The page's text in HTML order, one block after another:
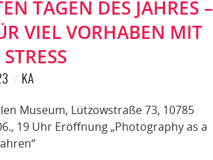
TAGEN DES JAHRES –
VIEL VORHABEN MIT
KA
Museum, Lützowstraße 73, 10785
19 Uhr Eröffnung „Photography as a